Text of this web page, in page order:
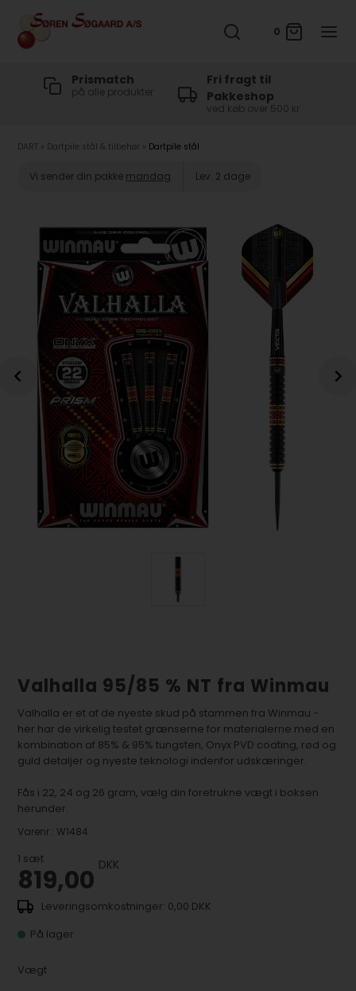
0
Prismatch
på alle produkter
Fri fragt til
Pakkeshop
ved køb over 500 kr
DART Dartpile stål & tilbehør Dartpile stål
Vi sender din pakke mandag Lev. 2 dage
Valhalla 95/85 % NT fra Winmau
Valhalla er et af de nyeste skud på stammen fra Winmau -
her har de virkelig testet grænserne for materialerne med en
kombination af 85% & 95% tungsten, Onyx PVD coating, rød og
guld detaljer og nyeste teknologi indenfor udskæringer.
Fås i 22, 24 og 26 gram, vælg din foretrukne vægt i boksen
herunder.
Varenr.: W1484
1 sæt
819,00 DKK
0,00 DKK
På lager
Vægt